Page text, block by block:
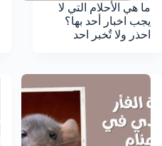
ما هي الأحلام التي لا
يجب اخبار أحد بها؟
احذر ولا تٌخبر احد